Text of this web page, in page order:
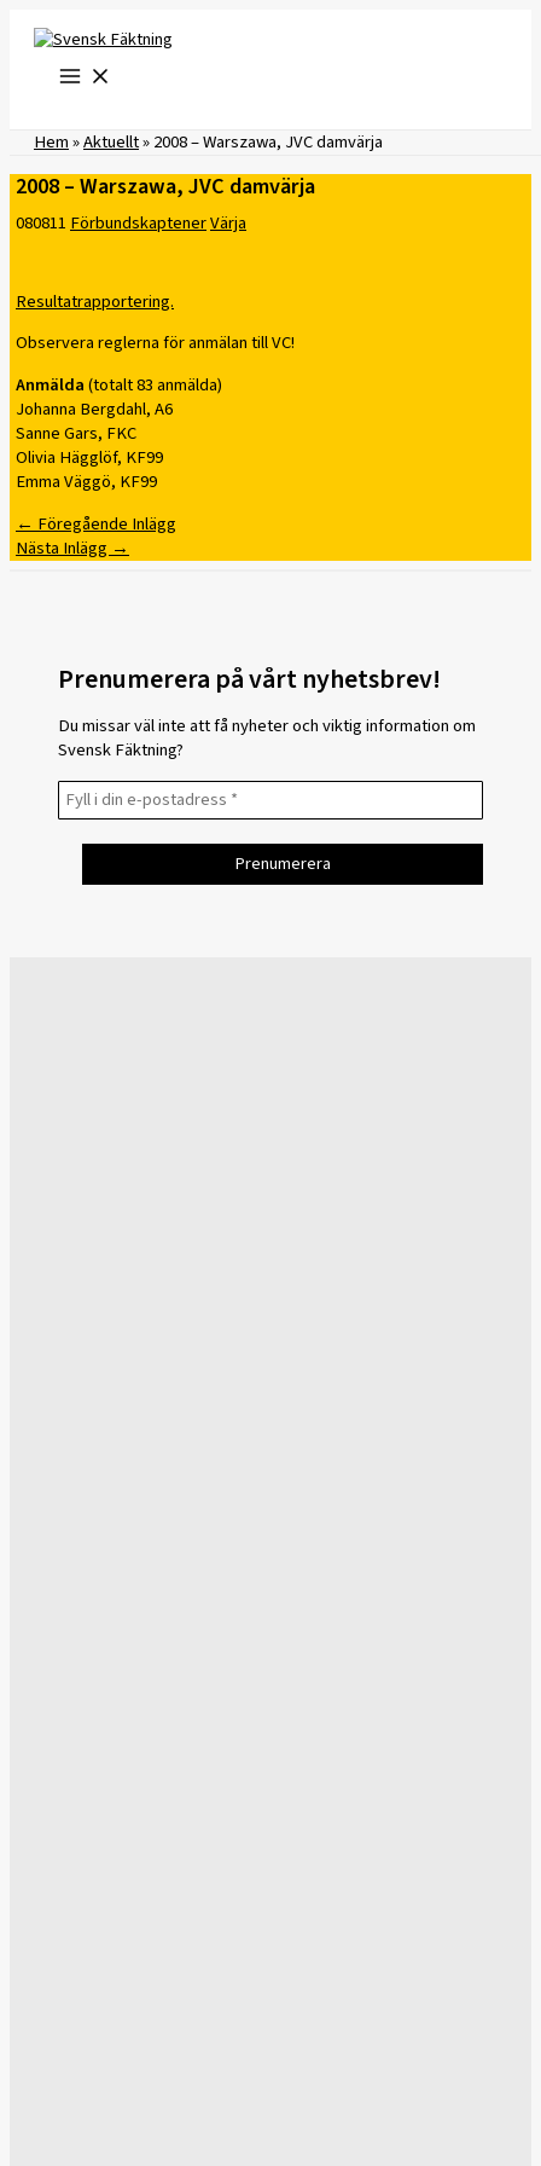
innehåll
Hem»Aktuellt»2008 – Warszawa, JVC damvärja
2008 – Warszawa, JVC damvärja
080811FörbundskaptenerVärja
Resultatrapportering.
Observera reglerna för anmälan till VC!
Anmälda(totalt 83 anmälda)
Johanna Bergdahl, A6
Sanne Gars, FKC
Olivia Hägglöf, KF99
Emma Väggö, KF99
← Föregående Inlägg
Nästa Inlägg →
Prenumerera på vårt nyhetsbrev!
Du missar väl inte att få nyheter och viktig information om
Svensk Fäktning?